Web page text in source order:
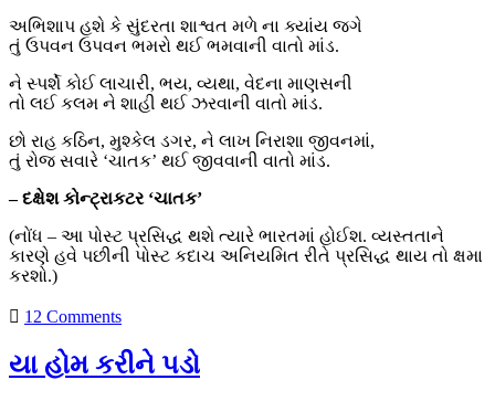
અભિશાપ હશે કે સુંદરતા શાશ્વત મળે ના ક્યાંય જગે
તું ઉપવન ઉપવન ભમરો થઈ ભમવાની વાતો માંડ.
ને સ્પર્શે કોઈ લાચારી, ભય, વ્યથા, વેદના માણસની
તો લઈ કલમ ને શાહી થઈ ઝરવાની વાતો માંડ.
છો રાહ કઠિન, મુશ્કેલ ડગર, ને લાખ નિરાશા જીવનમાં,
તું રોજ સવારે ‘ચાતક’ થઈ જીવવાની વાતો માંડ.
– દક્ષેશ કોન્ટ્રાકટર ‘ચાતક’
(નોંધ – આ પોસ્ટ પ્રસિદ્ધ થશે ત્યારે ભારતમાં હોઈશ. વ્યસ્તતાને
કારણે હવે પછીની પોસ્ટ કદાચ અનિયમિત રીતે પ્રસિદ્ધ થાય તો ક્ષમા
કરશો.)
12 Comments
યા હોમ કરીને પડો